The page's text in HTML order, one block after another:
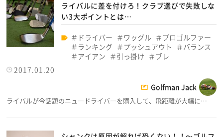
ライバルに差を付けろ！クラブ選びで失敗しな
い3大ポイントとは…
ドライバー ワッグル
プロゴルファー
ランキング
プッシュアウト
バランス
アイアン
引っ掛け
ブレ
2017.01.20
Golfman Jack
ライバルが今話題のニュードライバーを購入して、飛距離が大幅に…